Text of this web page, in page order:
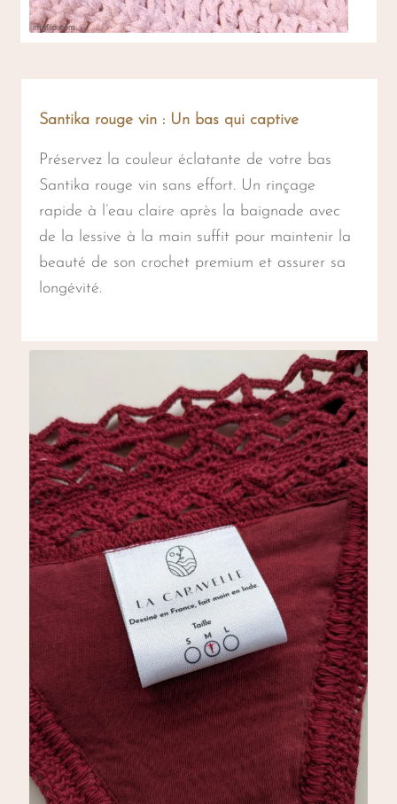
Santika rouge vin : Un bas qui captive
Préservez la couleur éclatante de votre bas
Santika rouge vin sans effort. Un rinçage
rapide à l’eau claire après la baignade avec
de la lessive à la main suffit pour maintenir la
beauté de son crochet premium et assurer sa
longévité.